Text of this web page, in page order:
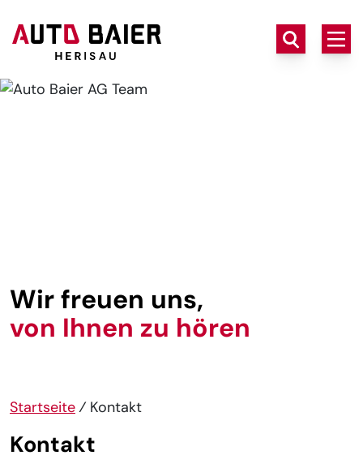
Wir freuen uns,
von Ihnen zu hören
Startseite⁄ Kontakt
Kontakt